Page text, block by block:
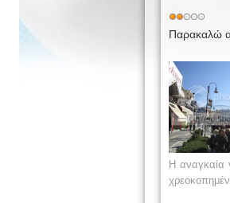
Παρακαλώ
Η αναγκαία